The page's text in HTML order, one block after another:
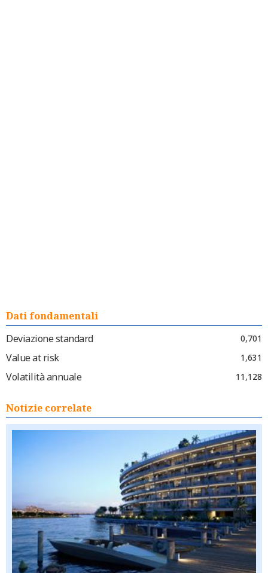
Dati fondamentali
Deviazione standard
0,701
Value at risk 1,631
Volatilità annuale 11,128
Notizie correlate